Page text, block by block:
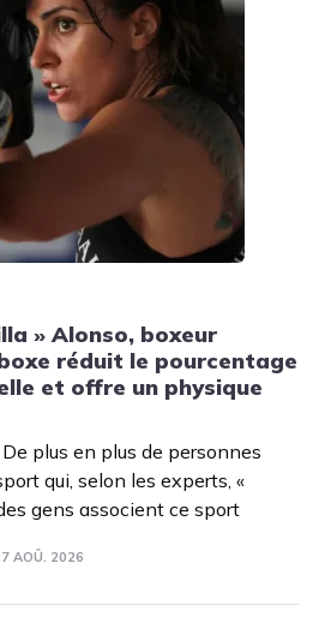
» Alonso, boxeur
réduit le pourcentage
et offre un physique
plus en plus de personnes
qui, selon les experts, «
gens associent ce sport
AOÛ. 2026